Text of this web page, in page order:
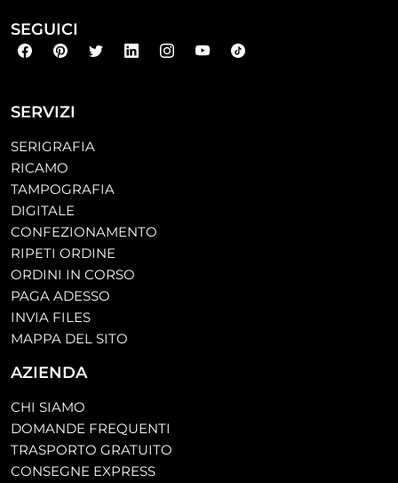
SERVIZI
SERIGRAFIA
RICAMO
TAMPOGRAFIA
DIGITALE
CONFEZIONAMENTO
RIPETI ORDINE
ORDINI IN CORSO
PAGA ADESSO
INVIA FILES
MAPPA DEL SITO
AZIENDA
CHI SIAMO
DOMANDE FREQUENTI
TRASPORTO GRATUITO
CONSEGNE EXPRESS
SEGUICI